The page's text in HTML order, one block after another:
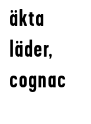
äkta
läder,
cognac